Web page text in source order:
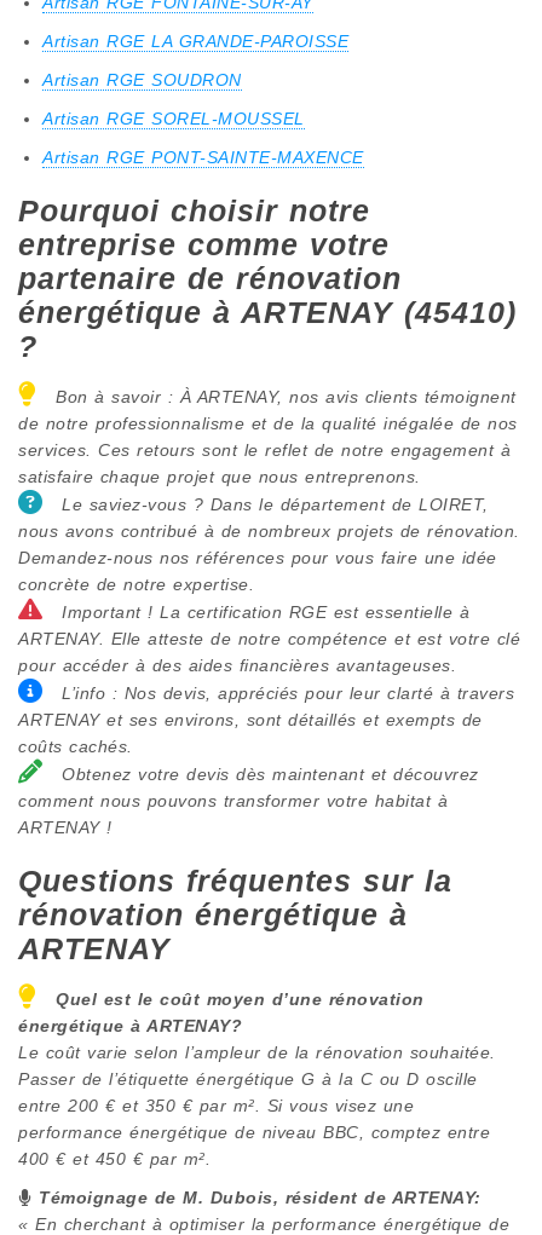
Artisan RGE LA GRANDE-PAROISSE
Artisan RGE SOUDRON
Artisan RGE SOREL-MOUSSEL
Artisan RGE PONT-SAINTE-MAXENCE
Pourquoi choisir notre
entreprise comme votre
partenaire de rénovation
énergétique à ARTENAY (45410)
?
Bon à savoir : À ARTENAY, nos avis clients témoignent
de notre professionnalisme et de la qualité inégalée de nos
services. Ces retours sont le reflet de notre engagement à
satisfaire chaque projet que nous entreprenons.
Le saviez-vous ? Dans le département de LOIRET,
nous avons contribué à de nombreux projets de rénovation.
Demandez-nous nos références pour vous faire une idée
concrète de notre expertise.
Important ! La certification RGE est essentielle à
ARTENAY. Elle atteste de notre compétence et est votre clé
pour accéder à des aides financières avantageuses.
L’info : Nos devis, appréciés pour leur clarté à travers
ARTENAY et ses environs, sont détaillés et exempts de
coûts cachés.
Obtenez votre devis dès maintenant et découvrez
comment nous pouvons transformer votre habitat à
ARTENAY !
Questions fréquentes sur la
rénovation énergétique à
ARTENAY
Quel est le coût moyen d’une rénovation
énergétique à ARTENAY?
Le coût varie selon l’ampleur de la rénovation souhaitée.
Passer de l’étiquette énergétique G à la C ou D oscille
entre 200 € et 350 € par m². Si vous visez une
performance énergétique de niveau BBC, comptez entre
400 € et 450 € par m².
Témoignage de M. Dubois, résident de ARTENAY:
« En cherchant à optimiser la performance énergétique de